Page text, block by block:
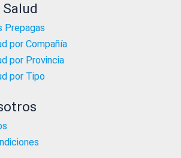
Prepagas
por Compañía
por Provincia
por Tipo